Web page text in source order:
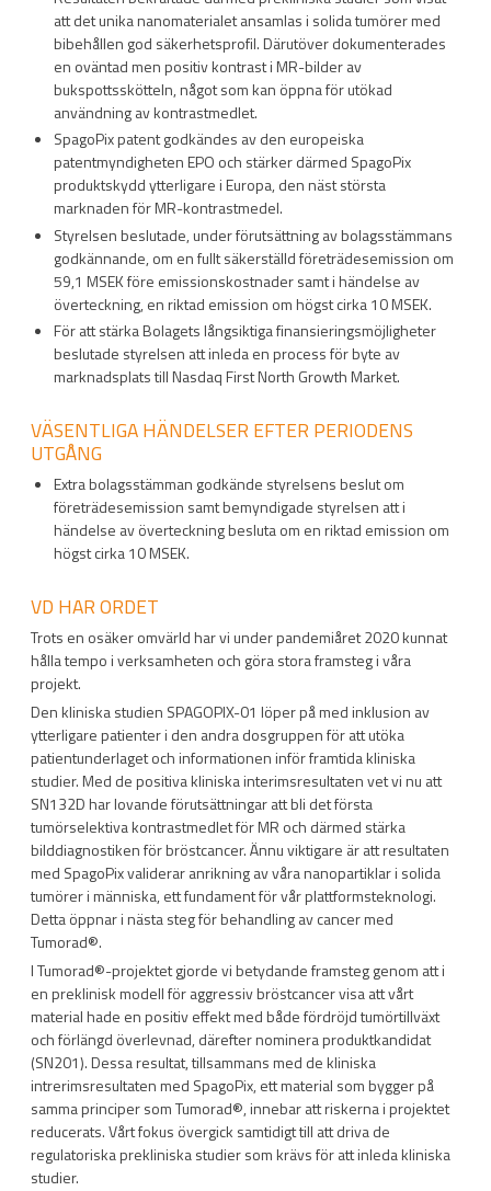
att det unika nanomaterialet ansamlas i solida tumörer med
bibehållen god säkerhetsprofil. Därutöver dokumenterades
en oväntad men positiv kontrast i MR-bilder av
bukspottsskötteln, något som kan öppna för utökad
användning av kontrastmedlet.
SpagoPix patent godkändes av den europeiska
patentmyndigheten EPO och stärker därmed SpagoPix
produktskydd ytterligare i Europa, den näst största
marknaden för MR-kontrastmedel.
Styrelsen beslutade, under förutsättning av bolagsstämmans
godkännande, om en fullt säkerställd företrädesemission om
59,1 MSEK före emissionskostnader samt i händelse av
överteckning, en riktad emission om högst cirka 10 MSEK.
För att stärka Bolagets långsiktiga finansieringsmöjligheter
beslutade styrelsen att inleda en process för byte av
marknadsplats till Nasdaq First North Growth Market.
VÄSENTLIGA HÄNDELSER EFTER PERIODENS
UTGÅNG
Extra bolagsstämman godkände styrelsens beslut om
företrädesemission samt bemyndigade styrelsen att i
händelse av överteckning besluta om en riktad emission om
högst cirka 10 MSEK.
VD HAR ORDET
Trots en osäker omvärld har vi under pandemiåret 2020 kunnat
hålla tempo i verksamheten och göra stora framsteg i våra
projekt.
Den kliniska studien SPAGOPIX-01 löper på med inklusion av
ytterligare patienter i den andra dosgruppen för att utöka
patientunderlaget och informationen inför framtida kliniska
studier. Med de positiva kliniska interimsresultaten vet vi nu att
SN132D har lovande förutsättningar att bli det första
tumörselektiva kontrastmedlet för MR och därmed stärka
bilddiagnostiken för bröstcancer. Ännu viktigare är att resultaten
med SpagoPix validerar anrikning av våra nanopartiklar i solida
tumörer i människa, ett fundament för vår plattformsteknologi.
Detta öppnar i nästa steg för behandling av cancer med
Tumorad®.
I Tumorad®-projektet gjorde vi betydande framsteg genom att i
en preklinisk modell för aggressiv bröstcancer visa att vårt
material hade en positiv effekt med både fördröjd tumörtillväxt
och förlängd överlevnad, därefter nominera produktkandidat
(SN201). Dessa resultat, tillsammans med de kliniska
intrerimsresultaten med SpagoPix, ett material som bygger på
samma principer som Tumorad®, innebar att riskerna i projektet
reducerats. Vårt fokus övergick samtidigt till att driva de
regulatoriska prekliniska studier som krävs för att inleda kliniska
studier.